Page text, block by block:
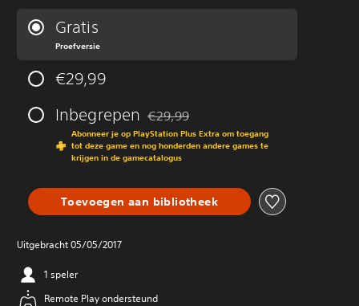
Gratis
Proefversie
€29,99
Inbegrepen Korting ten opzichte van de
€29,99
Abonneer je op PlayStation Plus Extra om toegang
tot deze game en nog honderden andere games te
krijgen in de gamecatalogus
Toevoegen aan bibliotheek
Uitgebracht 05/05/2017
1 speler
Remote Play ondersteund